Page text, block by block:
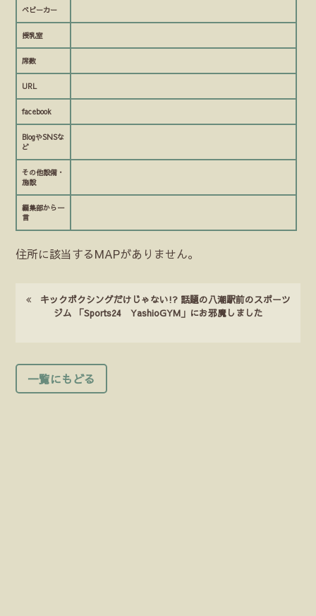
ベビーカー
授乳室
席数
URL
facebook
BlogやSNSな
ど
その他設備・
施設
編集部から一
言
住所に該当するMAPがありません。
キックボクシングだけじゃない!? 話題の八潮駅前のスポーツ
ジム 「Sports24 YashioGYM」にお邪魔しました
一覧にもどる